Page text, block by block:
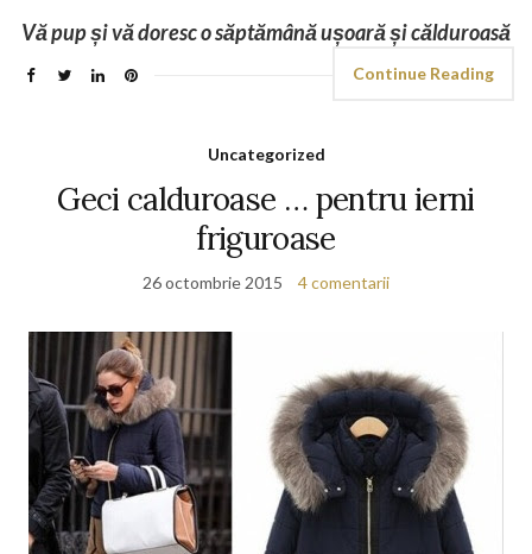
Vă pup și vă doresc o săptămână ușoară și călduroasă
Continue Reading
Uncategorized
Geci calduroase … pentru ierni
friguroase
26 octombrie 2015 4 comentarii